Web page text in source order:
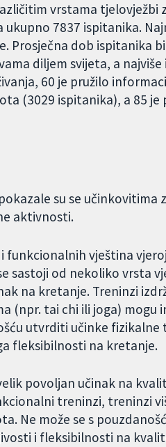
vrstama tjelovježbi
ukupno 7837 ispitanika.
Prosječna dob ispitanika
diljem svijeta, a
60 je pružilo
(3029 ispitanika), a 85
su se učinkovitima
aktivnosti.
funkcionalnih vještina
sastoji od nekoliko vrsta
na kretanje. Treninzi
(npr. tai chi ili joga) mogu
utvrditi učinke fizikalne
fleksibilnosti na kretanje.
povoljan učinak na
treninzi, treninzi
Ne može se s
i fleksibilnosti na